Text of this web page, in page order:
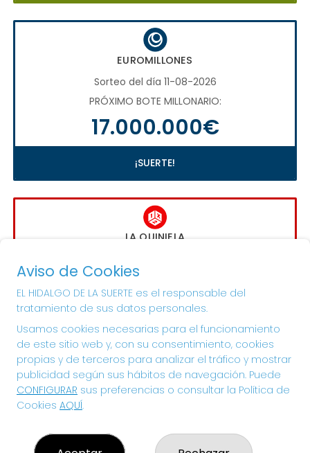
EUROMILLONES
Sorteo del día 11-08-2026
PRÓXIMO BOTE MILLONARIO:
17.000.000€
¡SUERTE!
LA QUINIELA
PRÓXIMO BOTE MILLONARIO:
1.000.000€
¡SUERTE!
Aviso de Cookies
EL HIDALGO DE LA SUERTE es el responsable del
tratamiento de sus datos personales.
Usamos cookies necesarias para el funcionamiento
de este sitio web y, con su consentimiento, cookies
propias y de terceros para analizar el tráfico y mostrar
publicidad según sus hábitos de navegación. Puede
CONFIGURAR sus preferencias o consultar la Política de
Cookies AQUÍ.